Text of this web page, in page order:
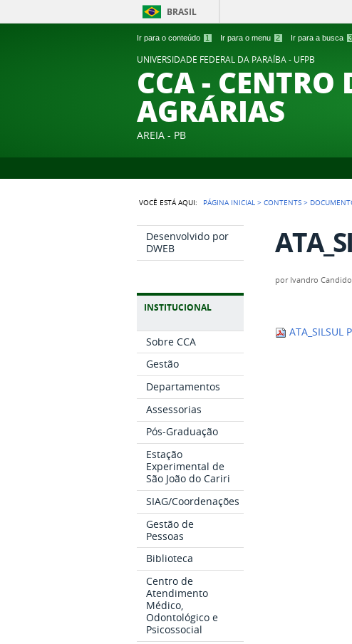
Ir para o conteúdo 1 Ir para o menu 2 Ir para a busca 3
BRASIL
UNIVERSIDADE FEDERAL DA PARAÍBA - UFPB
CCA - CENTRO
AGRÁRIAS
AREIA - PB
VOCÊ ESTÁ AQUI: PÁGINA INICIAL >CONTENTS >
Desenvolvido por
DWEB
INSTITUCIONAL
Sobre CCA
Gestão
Departamentos
Assessorias
Pós-Graduação
Estação
Experimental de
São João do Cariri
SIAG/Coordenações
Gestão de
Pessoas
Biblioteca
Centro de
Atendimento
Médico,
Odontológico e
Psicossocial
por Ivandro Candido
ATA_SILSUL